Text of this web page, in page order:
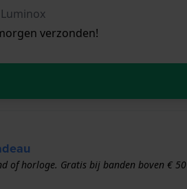
verzonden!
of horloge. Gratis bij banden boven € 50